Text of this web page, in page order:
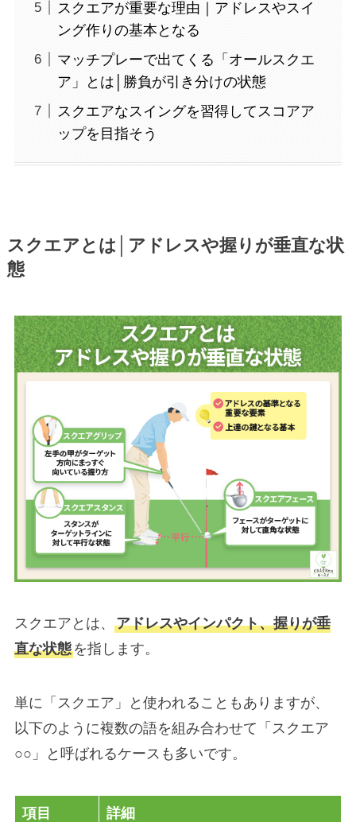
スクエアが重要な理由｜アドレスやスイ
ング作りの基本となる
マッチプレーで出てくる「オールスクエ
ア」とは│勝負が引き分けの状態
スクエアなスイングを習得してスコアア
ップを目指そう
スクエアとは│アドレスや握りが垂直な状
態
スクエアとは、 アドレスやインパクト、握りが垂
直な状態を指します。
単に「スクエア」と使われることもありますが、
以下のように複数の語を組み合わせて「スクエア
○○」と呼ばれるケースも多いです。
項目 詳細